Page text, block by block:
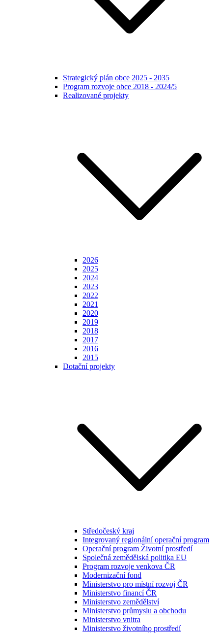
Strategický plán obce 2025 - 2035
Program rozvoje obce 2018 - 2024/5
Realizované projekty
2026
2025
2024
2023
2022
2021
2020
2019
2018
2017
2016
2015
Dotační projekty
Středočeský kraj
Integrovaný regionální operační program
Operační program Životní prostředí
Společná zemědělská politika EU
Program rozvoje venkova ČR
Modernizační fond
Ministerstvo pro místní rozvoj ČR
Ministerstvo financí ČR
Ministerstvo zemědělství
Ministerstvo průmyslu a obchodu
Ministerstvo vnitra
Ministerstvo životního prostředí